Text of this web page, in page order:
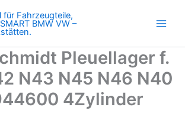
Pleuellager f.
N43 N45 N46 N40
4Zylinder
N45
N46
N40
STD
77944600
4Zylinder
Menge